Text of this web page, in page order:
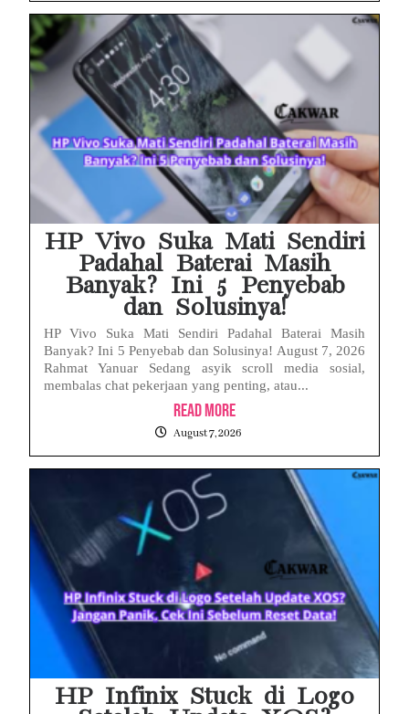
HP Vivo Suka Mati Sendiri
Padahal Baterai Masih
Banyak? Ini 5 Penyebab
dan Solusinya!
HP Vivo Suka Mati Sendiri Padahal Baterai Masih
Banyak? Ini 5 Penyebab dan Solusinya! August 7, 2026
Rahmat Yanuar Sedang asyik scroll media sosial,
membalas chat pekerjaan yang penting, atau...
Read More
August 7, 2026
HP Infinix Stuck di Logo